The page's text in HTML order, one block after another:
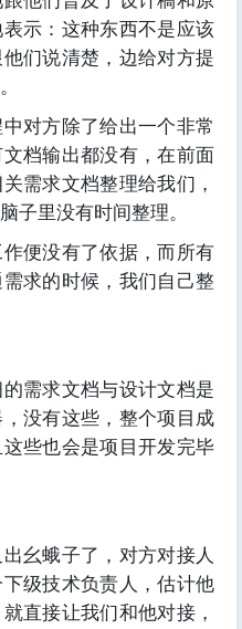
示：这种东西不是应该
们说清楚，边给对方提
对方除了给出一个非常
档输出都没有，在前面
需求文档整理给我们，
子里没有时间整理。
便没有了依据，而所有
求的时候，我们自己整
需求文档与设计文档是
没有这些，整个项目成
些也会是项目开发完毕
幺蛾子了，对方对接人
级技术负责人，估计他
直接让我们和他对接，